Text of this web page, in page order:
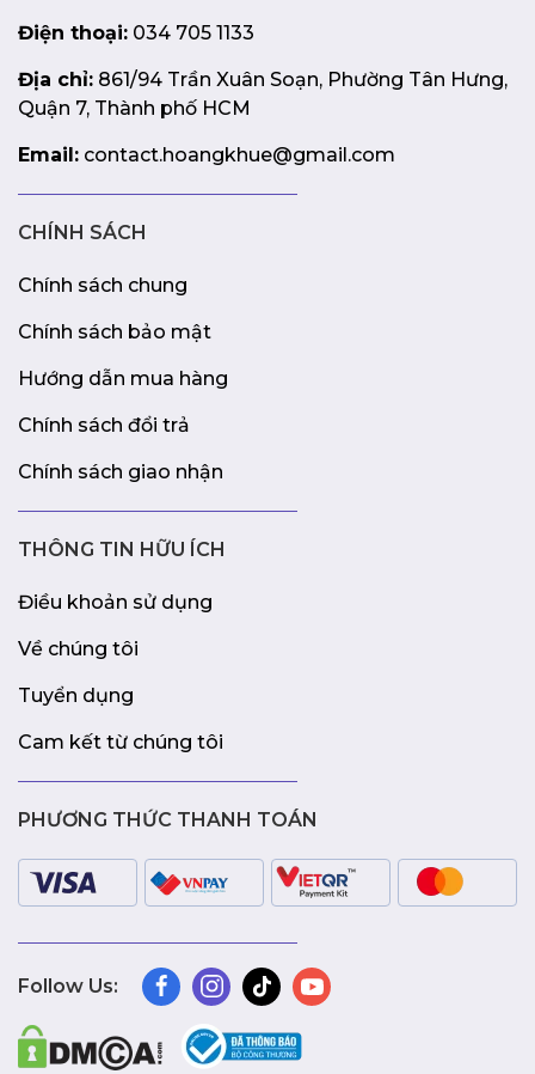
Điện thoại: 034 705 1133
Địa chỉ: 861/94 Trần Xuân Soạn, Phường Tân Hưng,
Quận 7, Thành phố HCM
Email: contact.hoangkhue@gmail.com
CHÍNH SÁCH
Chính sách chung
Chính sách bảo mật
Hướng dẫn mua hàng
Chính sách đổi trả
Chính sách giao nhận
THÔNG TIN HỮU ÍCH
Điều khoản sử dụng
Về chúng tôi
Tuyển dụng
Cam kết từ chúng tôi
PHƯƠNG THỨC THANH TOÁN
Follow Us: